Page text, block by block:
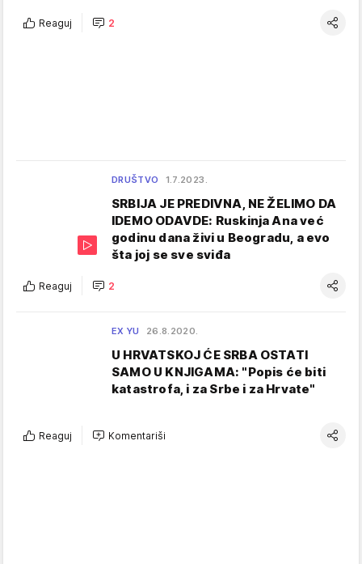
Reaguj 2
DRUŠTVO 1.7.2023.
SRBIJA JE PREDIVNA, NE ŽELIMO DA
IDEMO ODAVDE: Ruskinja Ana već
godinu dana živi u Beogradu, a evo
šta joj se sve sviđa
Reaguj 2
EX YU 26.8.2020.
U HRVATSKOJ ĆE SRBA OSTATI
SAMO U KNJIGAMA: "Popis će biti
katastrofa, i za Srbe i za Hrvate"
Reaguj Komentariši